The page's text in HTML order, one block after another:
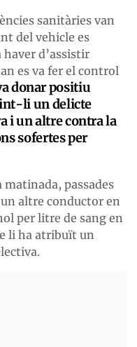
sanitàries van
del vehicle es
haver d’assistir
es va fer el control
donar positiu
li un delicte
i un altre contra la
sofertes per
passades
altre conductor en
per litre de sang en
li ha atribuït un